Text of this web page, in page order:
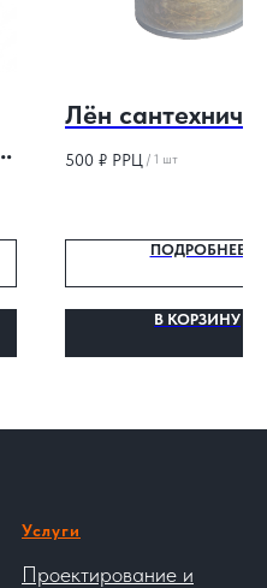
Лён
500 ₽ РРЦ / 1 шт
ПОДРОБНЕЕ
В КОРЗИНУ
Услуги
Проектирование и